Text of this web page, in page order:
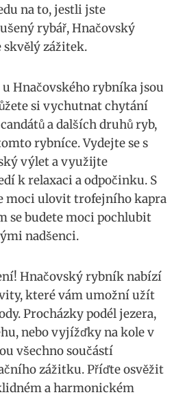
na to, jestli jste
rybář, Hnačovský
zážitek.
Hnačovského rybníka jsou
si vychutnat chytání
a dalších druhů ryb,
rybníce. Vydejte se s
výlet a využijte
k relaxaci a odpočinku. S
moci ulovit trofejního kapra
se budete moci pochlubit
nadšenci.
Hnačovský rybník nabízí
které vám umožní užít
Procházky podél jezera,
nebo vyjížďky na kole v
všechno součástí
zážitku. Příďte osvěžit
a harmonickém